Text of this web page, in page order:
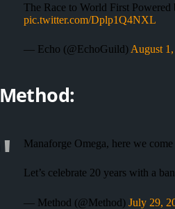
The Race to World First Powered
pic.twitter.com/Dplp1Q4NXL
— Echo (@EchoGuild) August
Method:
Manaforge Omega, here we come
Let’s celebrate 20 years with a
— Method (@Method) July 29,